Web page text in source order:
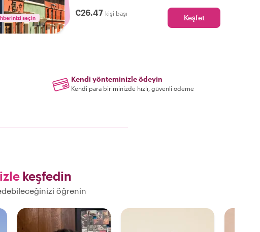
seçin
şunu söyleyebilirsiniz: Gerçek Oaxaca'yı
€26.47 kişi başı Keşfet
Kendi yönteminizle ödeyin
Kendi para biriminizde hızlı, güvenli ödeme
keşfedin
öğrenin